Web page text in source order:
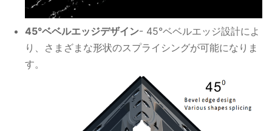
45°ベベルエッジデザイン- 45°ベベルエッジ設計によ
り、さまざまな形状のスプライシングが可能になりま
す。